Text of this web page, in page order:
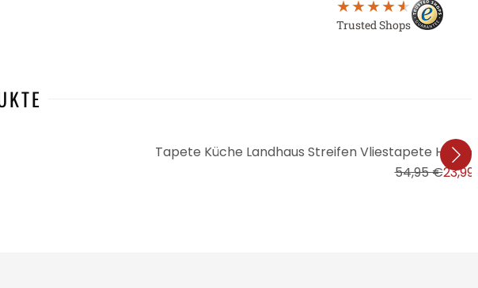
Trusted Shops
Tapete Küche Landhaus Streifen Vliestapete
54,95 €